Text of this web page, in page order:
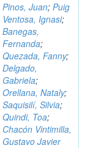
Pinos, Juan; Puig
Ventosa, Ignasi;
Banegas,
Fernanda;
Quezada, Fanny;
Delgado,
Gabriela;
Orellana, Nataly;
Saquisilí, Silvia;
Quindi, Toa;
Chacón Vintimilla,
Gustavo Javier